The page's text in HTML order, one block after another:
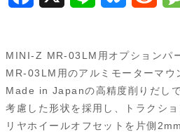
e
b
o
e e
s
k
d
i
t
MINI-Z MR-03LM用オプションパ
MR-03LM用のアルミモーターマウ
Made in Japanの高精度削りだし
考慮した形状を採用し、トラクショ
リヤホイールオフセットを片側